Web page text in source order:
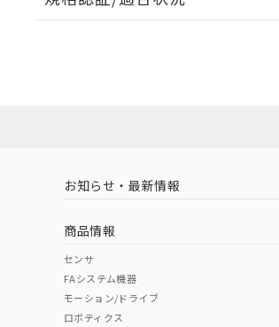
EU RoHS 注意事項・凡例
中国 RoHS 注意事項・凡例
中国 RoHS表
Pb Hg
（イギリス
（ノルウェー
お知らせ・最新情報
商品情報
センサ
FAシステム機器
モーション/ドライブ
ロボティクス